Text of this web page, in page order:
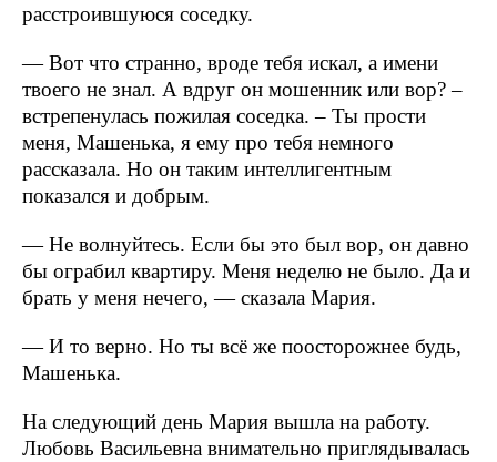
расстроившуюся соседку.
— Вот что странно, вроде тебя искал, а имени
твоего не знал. А вдруг он мошенник или вор? –
встрепенулась пожилая соседка. – Ты прости
меня, Машенька, я ему про тебя немного
рассказала. Но он таким интеллигентным
показался и добрым.
— Не волнуйтесь. Если бы это был вор, он давно
бы ограбил квартиру. Меня неделю не было. Да и
брать у меня нечего, — сказала Мария.
— И то верно. Но ты всё же поосторожнее будь,
Машенька.
На следующий день Мария вышла на работу.
Любовь Васильевна внимательно приглядывалась